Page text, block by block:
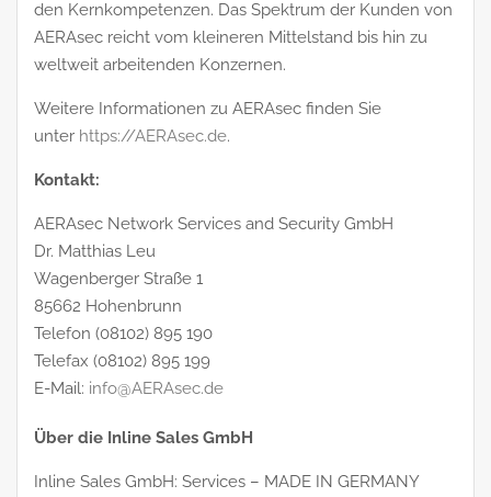
den Kernkompetenzen. Das Spektrum der Kunden von
AERAsec reicht vom kleineren Mittelstand bis hin zu
weltweit arbeitenden Konzernen.
Weitere Informationen zu AERAsec finden Sie
unter https://AERAsec.de.
Kontakt:
AERAsec Network Services and Security GmbH
Dr. Matthias Leu
Wagenberger Straße 1
85662 Hohenbrunn
Telefon (08102) 895 190
Telefax (08102) 895 199
E‑Mail: info@AERAsec.de
Über die Inline Sales GmbH
Inline Sales GmbH: Services – MADE IN GERMANY